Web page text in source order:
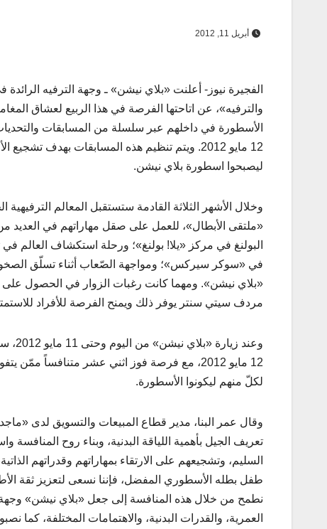
أبريل 11, 2012
الفجيرة نيوز- أعلنت «بلاي نيشن» ـ وجهة الترفيه
والترفيه»، عن اتاحتها الفرصة في هذا الربيع لعشاق
الأسطورة في داخلهم عبر سلسلة من المسابقات
12 مايو 2012. ويتم تنظيم هذه المسابقات بهدف
ليصبحوا اسطورة بلاي نيشن.
وخلال الأشهر الثلاثة القادمة ستستقبل المعالم
«ملتقى الأبطال»، للعمل على صقل مهاراتهم في العديد
البولنغ في مركز «يلا! بولنغ»؛ ورحلة استكشاف العالم
«بلاي نيشن». ومهما كانت رغبات الزوار في الحصول على
مردف سيتي سنتر يوفر ذلك ويمنح الفرصة للأفراد
وعند
12 مايو 2012، مع فرصة فوز اثني عشر متنافساً
لكلّ منهم ليكونوا الأسطورة.
وقال عمر البنا، مدير قطاع المبيعات والتسويق لدى
تعريف الجيل بأهمية اللياقة البدنية، وبناء روح
السليم، وتشجيعهم على الارتقاء بمهاراتهم وقدراتهم
طفل بطله الأسطوري المفضل، فإننا نسعى لتعزيز ثقة
نطمح من خلال هذه المنافسة إلى جعل «بلاي نيشن» وجهة
العمرية، والقدرات البدنية، والاهتمامات المختلفة، كما